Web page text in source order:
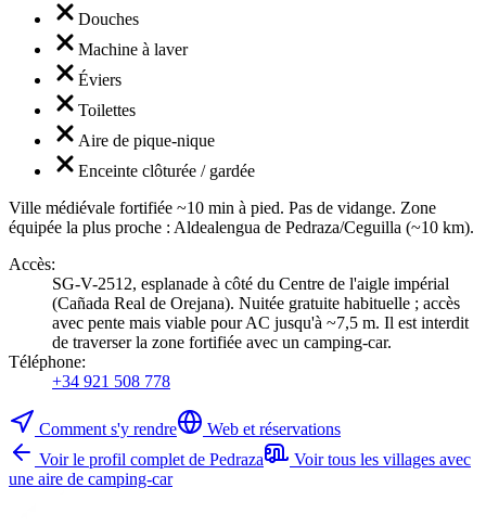
Douches
Machine à laver
Éviers
Toilettes
Aire de pique-nique
Enceinte clôturée / gardée
Ville médiévale fortifiée ~10 min à pied. Pas de vidange. Zone
équipée la plus proche : Aldealengua de Pedraza/Ceguilla (~10 km).
Accès:
SG-V-2512, esplanade à côté du Centre de l'aigle impérial
(Cañada Real de Orejana). Nuitée gratuite habituelle ; accès
avec pente mais viable pour AC jusqu'à ~7,5 m. Il est interdit
de traverser la zone fortifiée avec un camping-car.
Téléphone:
+34 921 508 778
Comment s'y rendre
Web et réservations
Voir le profil complet de Pedraza
Voir tous les villages avec
une aire de camping-car